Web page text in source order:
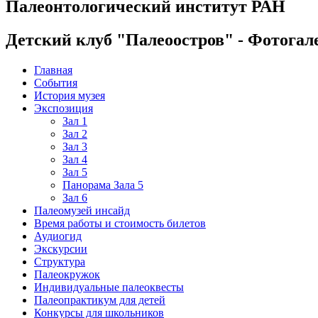
Палеонтологический институт РАН
Детский клуб "Палеоостров" -
Главная
События
История музея
Экспозиция
Зал 1
Зал 2
Зал 3
Зал 4
Зал 5
Панорама Зала 5
Зал 6
Палеомузей инсайд
Время работы и стоимость билетов
Аудиогид
Экскурсии
Структура
Палеокружок
Индивидуальные палеоквесты
Палеопрактикум для детей
Конкурсы для школьников